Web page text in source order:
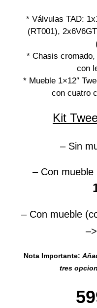
* Válvulas TAD:
(RT001),
* Chasis
con
* Mueble 1×12″
con cuatro
Kit
– Sin
– Con
– Con mueble
–>
Nota Importante:
tres